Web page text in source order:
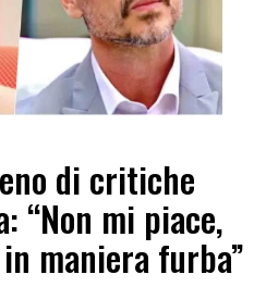
di critiche
“Non mi piace,
maniera furba”